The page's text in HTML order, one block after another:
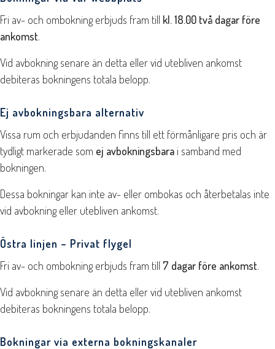
Fri av- och ombokning erbjuds fram till kl. 18.00 två dagar före
ankomst.
Vid avbokning senare än detta eller vid utebliven ankomst
debiteras bokningens totala belopp.
Ej avbokningsbara alternativ
Vissa rum och erbjudanden finns till ett förmånligare pris och är
tydligt markerade som ej avbokningsbara i samband med
bokningen.
Dessa bokningar kan inte av- eller ombokas och återbetalas inte
vid avbokning eller utebliven ankomst.
Östra linjen – Privat flygel
Fri av- och ombokning erbjuds fram till 7 dagar före ankomst.
Vid avbokning senare än detta eller vid utebliven ankomst
debiteras bokningens totala belopp.
Bokningar via externa bokningskanaler